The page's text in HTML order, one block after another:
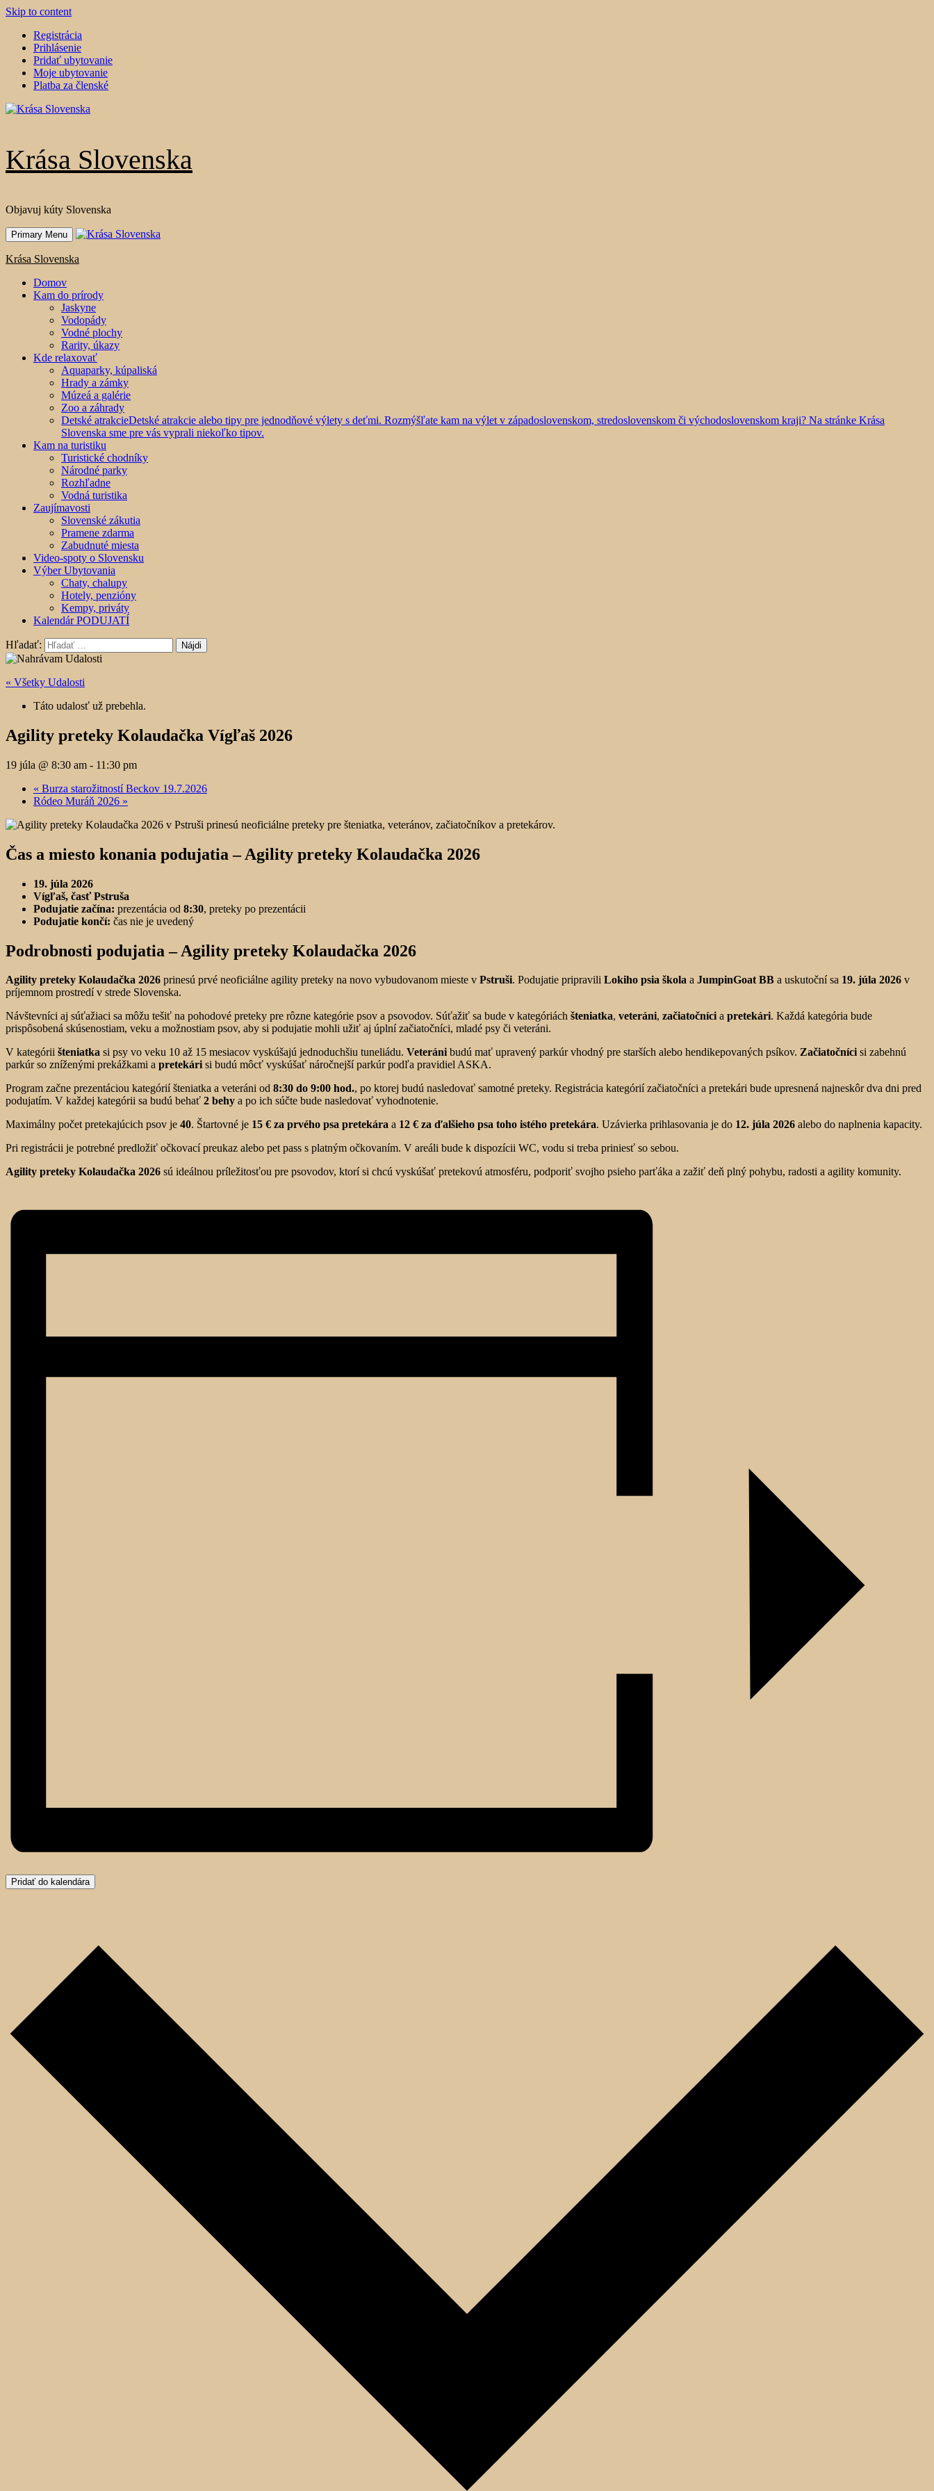
Skip to content
Registrácia
Prihlásenie
Pridať ubytovanie
Moje ubytovanie
Platba za členské
Krása Slovenska
Objavuj kúty Slovenska
Primary Menu
Krása Slovenska
Domov
Kam do prírody
Jaskyne
Vodopády
Vodné plochy
Rarity, úkazy
Kde relaxovať
Aquaparky, kúpaliská
Hrady a zámky
Múzeá a galérie
Zoo a záhrady
Detské atrakcieDetské atrakcie alebo tipy pre jednodňové výlety s deťmi. Rozmýšľate kam na výlet v západoslovenskom, stredoslovenskom či východoslovenskom kraji? Na stránke Krása
Slovenska sme pre vás vyprali niekoľko tipov.
Kam na turistiku
Turistické chodníky
Národné parky
Rozhľadne
Vodná turistika
Zaujímavosti
Slovenské zákutia
Pramene zdarma
Zabudnuté miesta
Video-spoty o Slovensku
Výber Ubytovania
Chaty, chalupy
Hotely, penzióny
Kempy, priváty
Kalendár PODUJATÍ
Hľadať:
« Všetky Udalosti
Táto udalosť už prebehla.
Agility preteky Kolaudačka Vígľaš 2026
19 júla @ 8:30 am - 11:30 pm
« Burza starožitností Beckov 19.7.2026
Ródeo Muráň 2026 »
Čas a miesto konania podujatia –Agility preteky Kolaudačka 2026
19. júla 2026
Vígľaš, časť Pstruša
Podujatie začína: prezentácia od 8:30, preteky po prezentácii
Podujatie končí: čas nie je uvedený
Podrobnosti podujatia –Agility preteky Kolaudačka 2026
Agility preteky Kolaudačka 2026 prinesú prvé neoficiálne agility preteky na novo vybudovanom mieste v Pstruši. Podujatie pripravili Lokiho psia škola a JumpinGoat BB a uskutoční sa 19. júla 2026 v
príjemnom prostredí v strede Slovenska.
Návštevníci aj súťažiaci sa môžu tešiť na pohodové preteky pre rôzne kategórie psov a psovodov. Súťažiť sa bude v kategóriách šteniatka, veteráni, začiatočnícia pretekári. Každá kategória bude
prispôsobená skúsenostiam, veku a možnostiam psov, aby si podujatie mohli užiť aj úplní začiatočníci, mladé psy či veteráni.
V kategórii šteniatka si psy vo veku 10 až 15 mesiacov vyskúšajú jednoduchšiu tuneliádu. Veteránibudú mať upravený parkúr vhodný pre starších alebo hendikepovaných psíkov. Začiatočnícisi zabehnú
parkúr so zníženými prekážkami a pretekárisi budú môcť vyskúšať náročnejší parkúr podľa pravidiel ASKA.
Program začne prezentáciou kategórií šteniatka a veteráni od 8:30 do 9:00 hod., po ktorej budú nasledovať samotné preteky. Registrácia kategórií začiatočníci a pretekári bude upresnená najneskôr dva dni pred
podujatím. V každej kategórii sa budú behať 2 behy a po ich súčte bude nasledovať vyhodnotenie.
Maximálny počet pretekajúcich psov je 40. Štartovné je 15 € za prvého psa pretekára a 12 € za ďalšieho psa toho istého pretekára. Uzávierka prihlasovania je do 12. júla 2026 alebo do naplnenia kapacity.
Pri registrácii je potrebné predložiť očkovací preukaz alebo pet pass s platným očkovaním. V areáli bude k dispozícii WC, vodu si treba priniesť so sebou.
Agility preteky Kolaudačka 2026 sú ideálnou príležitosťou pre psovodov, ktorí si chcú vyskúšať pretekovú atmosféru, podporiť svojho psieho parťáka a zažiť deň plný pohybu, radosti a agility komunity.
Pridať do kalendára